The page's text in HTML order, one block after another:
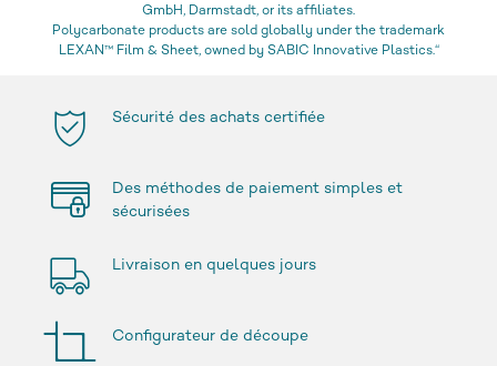
GmbH, Darmstadt, or its affiliates.
Polycarbonate products are sold globally under the trademark
LEXAN™ Film & Sheet, owned by SABIC Innovative Plastics.“
Sécurité des achats certifiée
Des méthodes de paiement simples et
sécurisées
Livraison en quelques jours
Configurateur de découpe